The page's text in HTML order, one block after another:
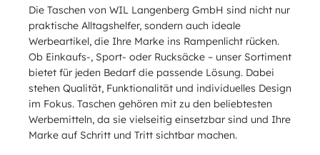
Die Taschen von WIL Langenberg GmbH sind nicht nur
praktische Alltagshelfer, sondern auch ideale
Werbeartikel, die Ihre Marke ins Rampenlicht rücken.
Ob Einkaufs-, Sport- oder Rucksäcke – unser Sortiment
bietet für jeden Bedarf die passende Lösung. Dabei
stehen Qualität, Funktionalität und individuelles Design
im Fokus. Taschen gehören mit zu den beliebtesten
Werbemitteln, da sie vielseitig einsetzbar sind und Ihre
Marke auf Schritt und Tritt sichtbar machen.